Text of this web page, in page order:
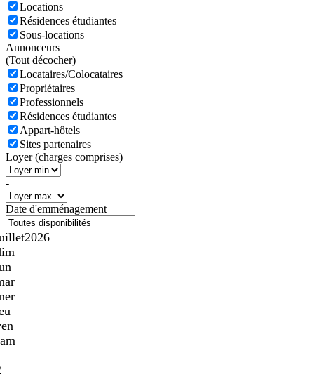
Locations
Résidences étudiantes
Sous-locations
Annonceurs
(Tout décocher)
Locataires/Colocataires
Propriétaires
Professionnels
Résidences étudiantes
Appart-hôtels
Sites partenaires
Loyer (charges comprises)
-
Date d'emménagement
2026